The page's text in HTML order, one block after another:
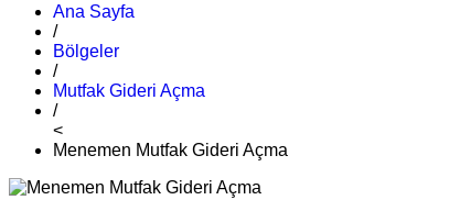
Ana Sayfa
/
Bölgeler
/
Mutfak Gideri Açma
/
<
Menemen Mutfak Gideri Açma